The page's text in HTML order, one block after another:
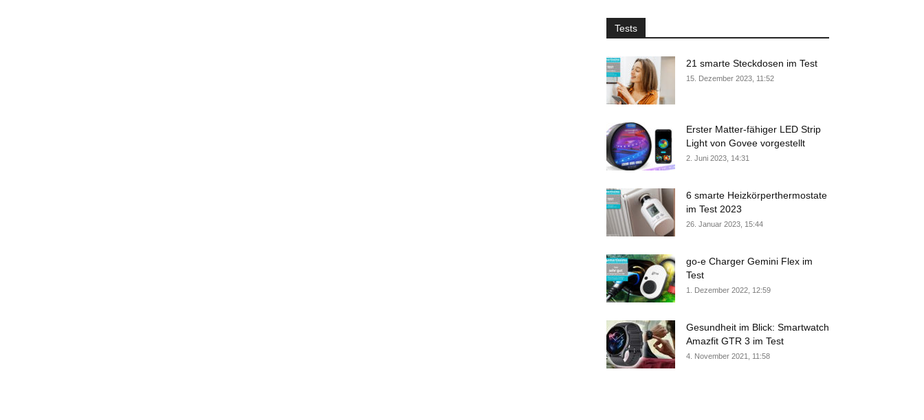
Tests
21 smarte Steckdosen im Test
15. Dezember 2023, 11:52
Erster Matter-fähiger LED Strip
Light von Govee vorgestellt
2. Juni 2023, 14:31
6 smarte Heizkörperthermostate
im Test 2023
26. Januar 2023, 15:44
go-e Charger Gemini Flex im
Test
1. Dezember 2022, 12:59
Gesundheit im Blick: Smartwatch
Amazfit GTR 3 im Test
4. November 2021, 11:58